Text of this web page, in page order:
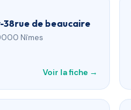
38rue de beaucaire
Nîmes
Voir la fiche →